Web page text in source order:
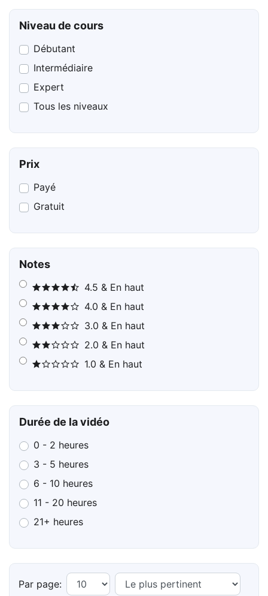
Niveau de cours
Débutant
Intermédiaire
Expert
Tous les niveaux
Prix
Payé
Gratuit
Notes
4.5 & En haut
4.0 & En haut
3.0 & En haut
2.0 & En haut
1.0 & En haut
Durée de la vidéo
0 - 2 heures
3 - 5 heures
6 - 10 heures
11 - 20 heures
21+ heures
Par page: